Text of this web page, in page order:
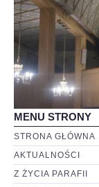
MENU STRONY
STRONA GŁÓWNA
AKTUALNOŚCI
Z ŻYCIA PARAFII